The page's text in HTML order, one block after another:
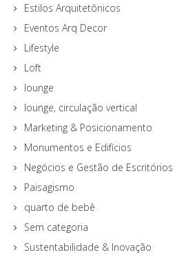
Estilos Arquitetônicos
Eventos Arq Decor
Lifestyle
Loft
lounge
lounge, circulação vertical
Marketing & Posicionamento
Monumentos e Edifícios
Negócios e Gestão de Escritórios
Paisagismo
quarto de bebê
Sem categoria
Sustentabilidade & Inovação